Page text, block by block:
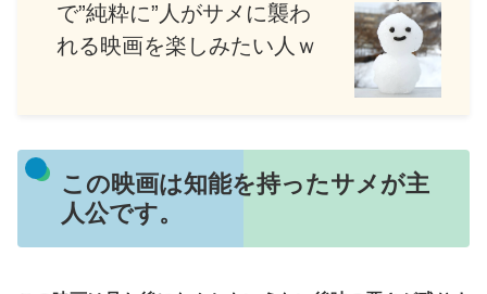
で”純粋に”人がサメに襲わ
れる映画を楽しみたい人ｗ
この映画は知能を持ったサメが主
人公です。